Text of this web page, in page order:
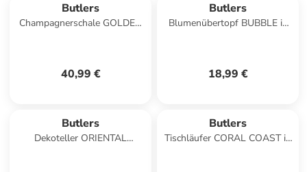
Butlers
Champagnerschale GOLDEN
40,99 €
Butlers
Blumenübertopf BUBBLE in
18,99 €
Butlers
Dekoteller ORIENTAL
Butlers
Tischläufer CORAL COAST in